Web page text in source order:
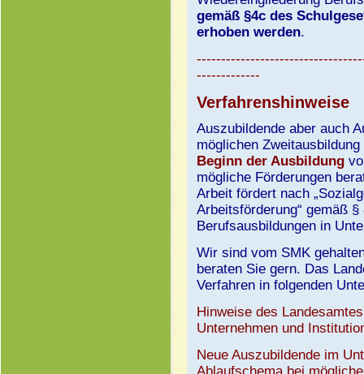
gemäß §4c des
erhoben werden.
-------------
Verfahrenshinweise
Auszubildende aber auch
möglichen
Beginn der Ausbildung
mögliche Förderungen
Arbeit fördert nach
Arbeitsförderung“ gemäß
Berufsausbildungen in
Wir sind vom SMK
beraten Sie gern. Das
Verfahren in folgenden
Hinweise des
Unternehmen und
Neue Auszubildende im